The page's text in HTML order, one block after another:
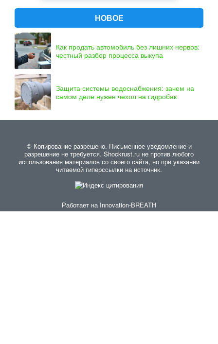
НОВОЕ
Как продать автомобиль без лишних нервов:
честный разбор процесса выкупа
Защита системы водоснабжения: зачем на
самом деле нужен чехол на гидробак
© Копирование разрешено. Письменное уведомление и
разрешение не требуется. Shockrust.ru не против любого
использования материалов со своего сайта, но при указании
читаемой гиперссылки на источник.
Работает на Innovation-BREATH